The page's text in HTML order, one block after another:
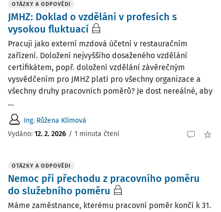
OTÁZKY A ODPOVĚDI
JMHZ: Doklad o vzdělání v profesích s
vysokou fluktuací
Pracuji jako externí mzdová účetní v restauračním
zařízení. Doložení nejvyššího dosaženého vzdělání
certifikátem, popř. doložení vzdělání závěrečným
vysvědčením pro JMHZ platí pro všechny organizace a
všechny druhy pracovních poměrů? Je dost nereálné, aby
...
Ing. Růžena Klímová
Vydáno: 12. 2. 2026 / 1 minuta čtení
OTÁZKY A ODPOVĚDI
Nemoc při přechodu z pracovního poměru
do služebního poměru
Máme zaměstnance, kterému pracovní poměr končí k 31.